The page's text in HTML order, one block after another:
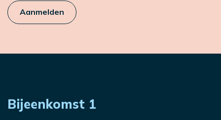
Aanmelden
Bijeenkomst 1